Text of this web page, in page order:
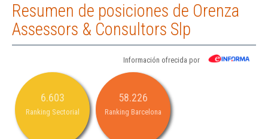
Resumen de posiciones de Orenza
Assessors & Consultors Slp
Información ofrecida por
6.603
Ranking Sectorial
58.226
Ranking Barcelona